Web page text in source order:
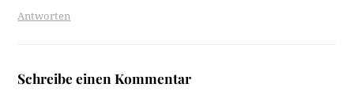
Antworten
Schreibe einen Kommentar